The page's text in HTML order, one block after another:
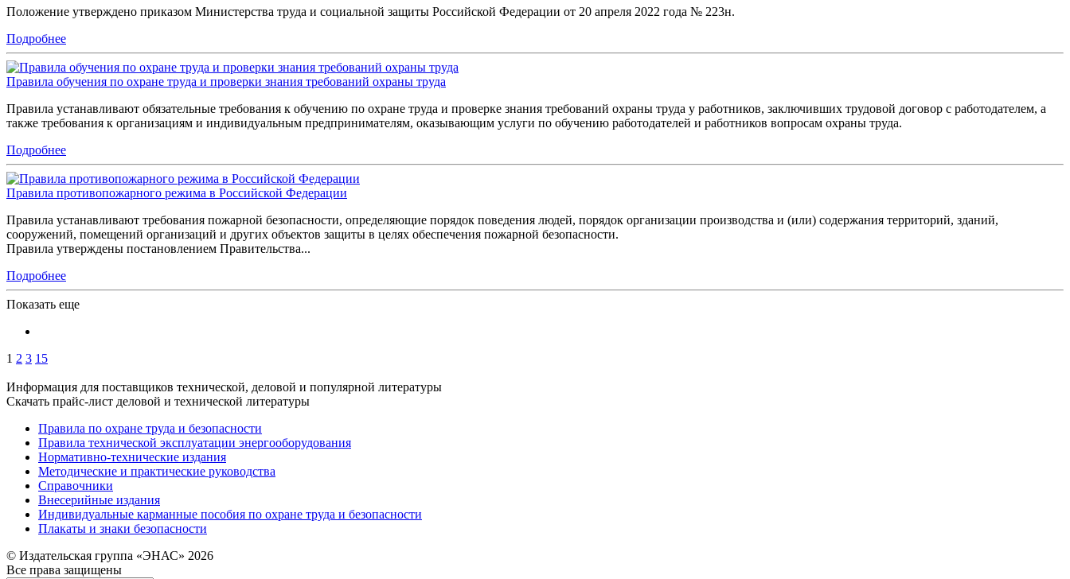
Положение утверждено приказом Министерства труда и социальной защиты Российской Федерации от 20 апреля 2022 года № 223н.
Подробнее
Правила обучения по охране труда и проверки знания требований охраны труда
Правила устанавливают обязательные требования к обучению по охране труда и проверке знания требований охраны труда у работников, заключивших трудовой договор с работодателем, а
также требования к организациям и индивидуальным предпринимателям, оказывающим услуги по обучению работодателей и работников вопросам охраны труда.
Подробнее
Правила противопожарного режима в Российской Федерации
Правила устанавливают требования пожарной безопасности, определяющие порядок поведения людей, порядок организации производства и (или) содержания территорий, зданий,
сооружений, помещений организаций и других объектов защиты в целях обеспечения пожарной безопасности.
Правила утверждены постановлением Правительства...
Подробнее
Показать еще
1 2 3 15
Информация для поставщиков технической, деловой и популярной литературы
Скачать прайс-лист деловой и технической литературы
Правила по охране труда и безопасности
Правила технической эксплуатации энергооборудования
Нормативно-технические издания
Методические и практические руководства
Справочники
Внесерийные издания
Индивидуальные карманные пособия по охране труда и безопасности
Плакаты и знаки безопасности
© Издательская группа «ЭНАС» 2026
Все права защищены